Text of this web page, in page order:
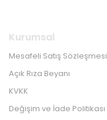
Kurumsal
Mesafeli Satış Sözleşmesi
Açık Rıza Beyanı
KVKK
Değişim ve İade Politikası